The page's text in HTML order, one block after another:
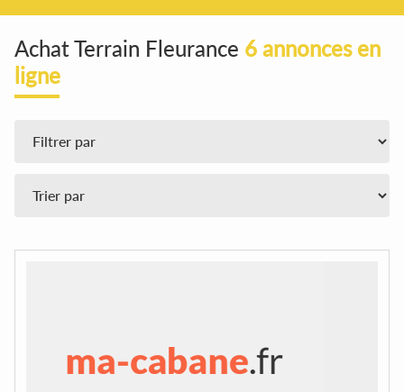
Achat Terrain Fleurance 6 annonces en
ligne